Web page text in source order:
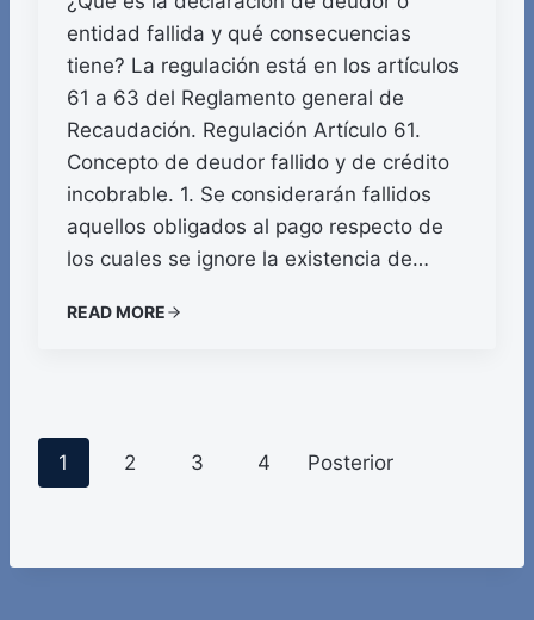
entidad fallida y qué consecuencias
tiene? La regulación está en los artículos
61 a 63 del Reglamento general de
Recaudación. Regulación Artículo 61.
Concepto de deudor fallido y de crédito
incobrable. 1. Se considerarán fallidos
aquellos obligados al pago respecto de
los cuales se ignore la existencia de…
READ MORE
s
1 2 3 4 Posterior